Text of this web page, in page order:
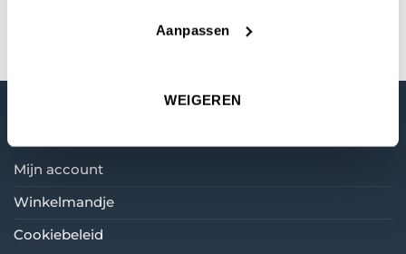
Aanpassen
WEIGEREN
Mijn account
Winkelmandje
Cookiebeleid